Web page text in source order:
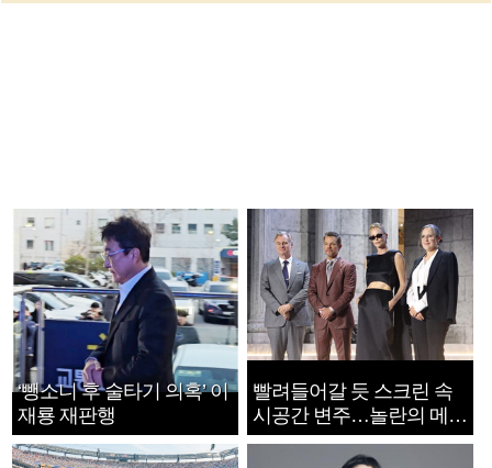
‘뺑소니 후 술타기 의혹’ 이
재룡 재판행
빨려들어갈 듯 스크린 속
시공간 변주…놀란의 메시
지는 ‘전쟁 속죄’